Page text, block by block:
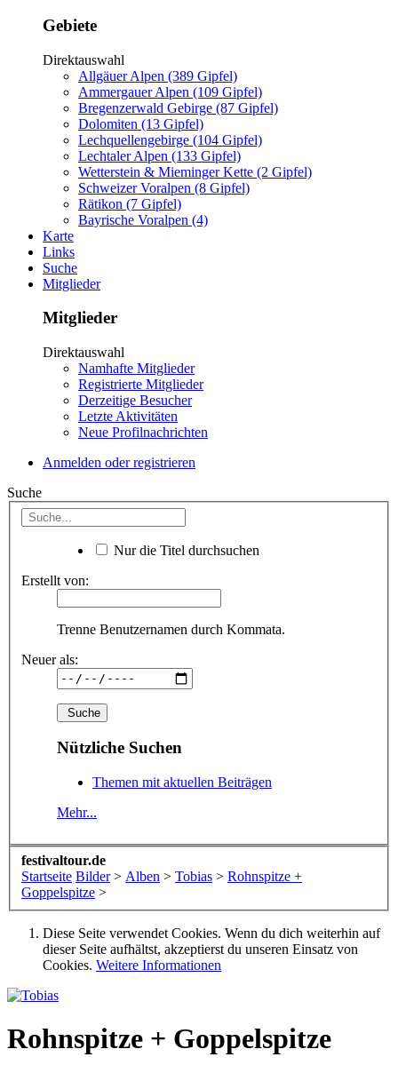
Gebiete
Direktauswahl
Allgäuer Alpen (389 Gipfel)
Ammergauer Alpen (109 Gipfel)
Bregenzerwald Gebirge (87 Gipfel)
Dolomiten (13 Gipfel)
Lechquellengebirge (104 Gipfel)
Lechtaler Alpen (133 Gipfel)
Wetterstein & Mieminger Kette (2 Gipfel)
Schweizer Voralpen (8 Gipfel)
Rätikon (7 Gipfel)
Bayrische Voralpen (4)
Karte
Links
Suche
Mitglieder
Mitglieder
Direktauswahl
Namhafte Mitglieder
Registrierte Mitglieder
Derzeitige Besucher
Letzte Aktivitäten
Neue Profilnachrichten
Anmelden oder registrieren
Suche
Nur die Titel durchsuchen
Erstellt von:
Trenne Benutzernamen durch Kommata.
Neuer als:
Nützliche Suchen
Themen mit aktuellen Beiträgen
Mehr...
festivaltour.de
Startseite Bilder > Alben > Tobias > Rohnspitze +
Goppelspitze >
Diese Seite verwendet Cookies. Wenn du dich weiterhin auf
dieser Seite aufhältst, akzeptierst du unseren Einsatz von
Cookies. Weitere Informationen
Rohnspitze + Goppelspitze